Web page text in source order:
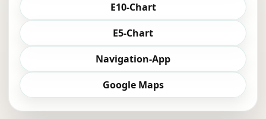
E10-Chart
E5-Chart
Navigation-App
Google Maps